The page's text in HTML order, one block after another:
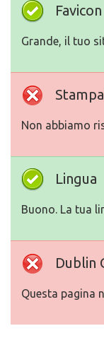
Favicon
Grande, il tuo
Non abbiamo
Lingua
Buono. La tua
Dublin
Questa pagina